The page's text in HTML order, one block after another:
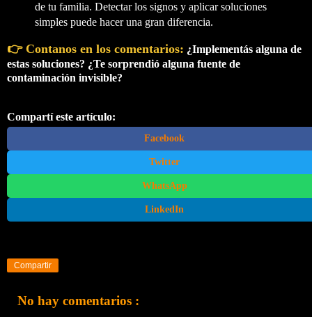
de tu familia. Detectar los signos y aplicar soluciones
simples puede hacer una gran diferencia.
👉 Contanos en los comentarios: ¿Implementás alguna de
estas soluciones? ¿Te sorprendió alguna fuente de
contaminación invisible?
Compartí este artículo:
Facebook
Twitter
WhatsApp
LinkedIn
Compartir
No hay comentarios :